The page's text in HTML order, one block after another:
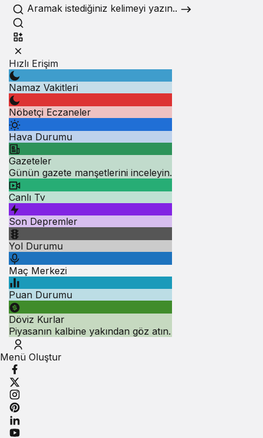
Aramak istediğiniz kelimeyi yazın..
Hızlı Erişim
Namaz Vakitleri
Nöbetçi Eczaneler
Hava Durumu
Gazeteler
Günün gazete manşetlerini inceleyin.
Canlı Tv
Son Depremler
Yol Durumu
Maç Merkezi
Puan Durumu
Döviz Kurlar
Piyasanın kalbine yakından göz atın.
Menü Oluştur